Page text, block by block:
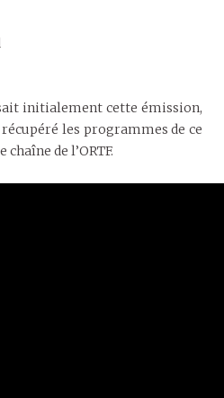
initialement cette émission,
les programmes de ce
de l’ORTF.